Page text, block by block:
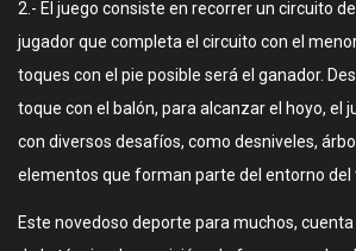
2.- El juego consiste en recorrer un circuito de
jugador que completa el circuito con el
toques con el pie posible será el ganador.
toque con el balón, para alcanzar el hoyo, el
con diversos desafíos, como desniveles,
elementos que forman parte del entorno del
Este novedoso deporte para muchos,